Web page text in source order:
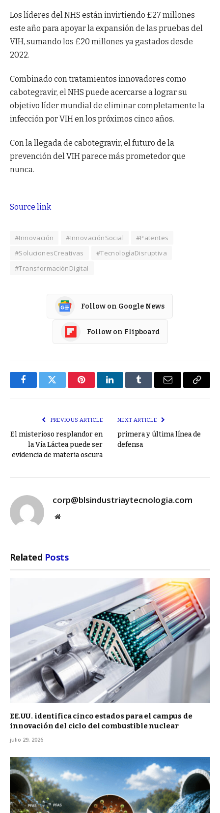
Los líderes del NHS están invirtiendo £27 millones
este año para apoyar la expansión de las pruebas del
VIH, sumando los £20 millones ya gastados desde
2022.
Combinado con tratamientos innovadores como
cabotegravir, el NHS puede acercarse a lograr su
objetivo líder mundial de eliminar completamente la
infección por VIH en los próximos cinco años.
Con la llegada de cabotegravir, el futuro de la
prevención del VIH parece más prometedor que
nunca.
Source link
#Innovación #InnovaciónSocial
#Patentes
#SolucionesCreativas
#TecnologíaDisruptiva
#TransformaciónDigital
Follow on Google News
Follow on Flipboard
FacebookTwitter PinterestLinkedInTumblr Email
Copy
PREVIOUS ARTICLE
El misterioso resplandor en
la Vía Láctea puede ser
evidencia de materia oscura
NEXT ARTICLE
primera y última línea de
defensa
corp@blsindustriaytecnologia.com
Website
Related Posts
EE.UU. identifica cinco estados para el campus de
innovación del ciclo del combustible nuclear
julio 29, 2026